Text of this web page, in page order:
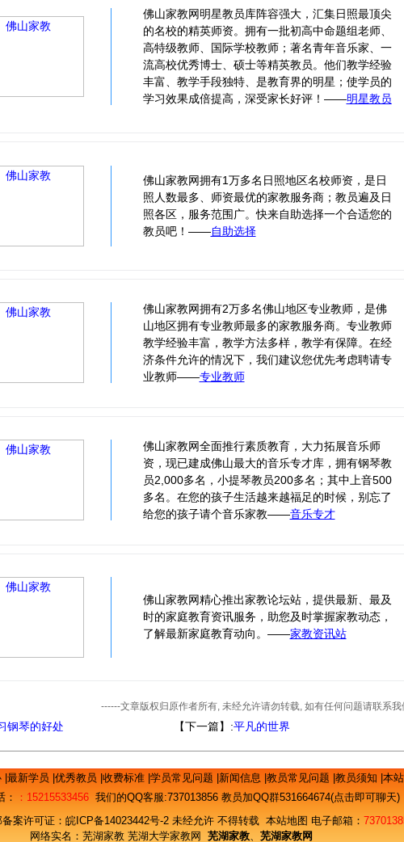
佛山家教网明星教员库阵容强大，汇集日照最顶尖
的名校的精英师资。拥有一批初高中命题组老师、
高特级教师、国际学校教师；著名青年音乐家、一
流高校优秀博士、硕士等精英教员。他们教学经验
丰富、教学手段独特、是教育界的明星；使学员的
学习效果成倍提高，深受家长好评！——明星教员
佛山家教网拥有1万多名日照地区名校师资，是日
照人数最多、师资最优的家教服务商；教员遍及日
照各区，服务范围广。快来自助选择一个合适您的
教员吧！——自助选择
佛山家教网拥有2万多名佛山地区专业教师，是佛
山地区拥有专业教师最多的家教服务商。专业教师
教学经验丰富，教学方法多样，教学有保障。在经
济条件允许的情况下，我们建议您优先考虑聘请专
业教师——专业教师
佛山家教网全面推行素质教育，大力拓展音乐师
资，现已建成佛山最大的音乐专才库，拥有钢琴教
员2,000多名，小提琴教员200多名；其中上音500
多名。在您的孩子生活越来越福足的时候，别忘了
给您的孩子请个音乐家教——音乐专才
佛山家教网精心推出家教论坛站，提供最新、最及
时的家庭教育资讯服务，助您及时掌握家教动态，
了解最新家庭教育动向。——家教资讯站
------文章版权归原作者所有, 未经允许请勿转载, 如有任何问题请联系我
钢琴的好处 【下一篇】:平凡的世界
最新学员 优秀教员 收费标准 学员常见问题 新闻信息 教员常见问题 教员须知 本
：
：15215533456 我们的QQ客服:737013856 教员加QQ群531664674(点击即可聊天)
案许可证： 皖ICP备14023442号-2 未经允许 不得转载 本站地图 电子邮箱：
网络实名： 芜湖家教 芜湖大学家教网 芜湖家教、 芜湖家教网